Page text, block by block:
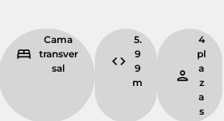
Cama
transver
sal
5.
9
9
m
4
pl
a
z
a
s